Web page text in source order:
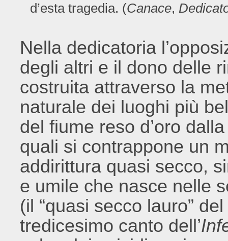
d’esta tragedia. (Canace,
Nella dedicatoria
degli altri e il dono delle
costruita attraverso la
naturale dei luoghi più
del fiume reso d’oro
quali si contrappone un
addirittura quasi secco,
e umile che nasce nelle
(il “quasi secco lauro”
tredicesimo canto dell’